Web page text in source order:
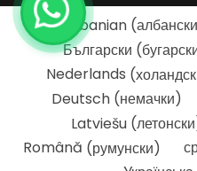
Albanian (албански
Български (
Nederlands (
Deutsch(немачки)
Latviešu (летонски
Română (румунски)